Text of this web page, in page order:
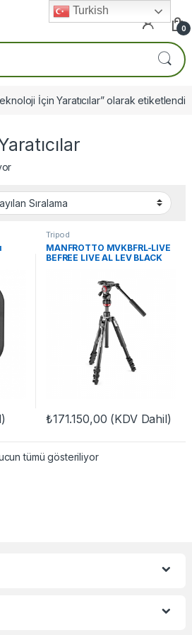
0
İçin Yaratıcılar” olarak etiketlendi
Tripod
MANFROTTO MVKBFRL-LIVE
BEFREE LIVE AL LEV BLACK
₺171.150,00 (KDV Dahil)
tümü gösteriliyor
Turkish